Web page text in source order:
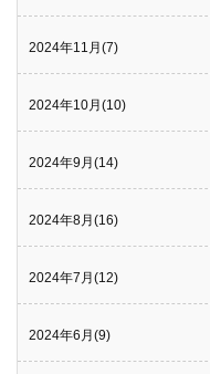
2024年11月(7)
2024年10月(10)
2024年9月(14)
2024年8月(16)
2024年7月(12)
2024年6月(9)